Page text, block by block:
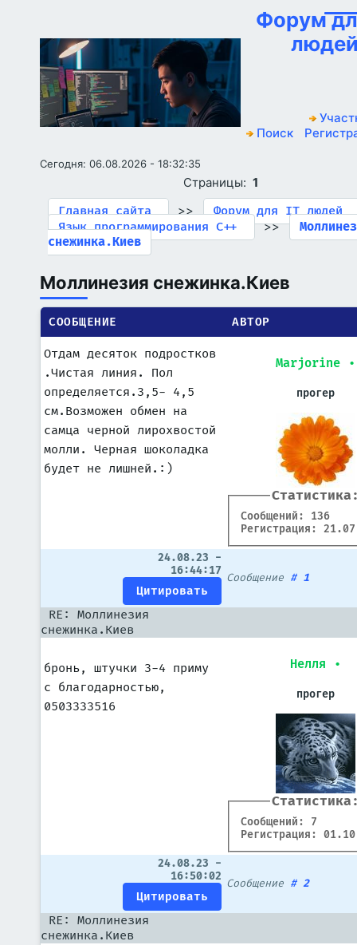
Форум
Поиск
Сегодня: 06.08.2026 - 18:32:35
Страницы:1
Главная сайта
>>
Форум для IT людей
Язык программирования C++
>>
снежинка.Киев
Моллинезия снежинка.Киев
СООБЩЕНИЕ АВТОР
Отдам десяток подростков
.Чистая линия. Пол
определяется.3,5- 4,5
см.Возможен обмен на
самца черной лирохвостой
молли. Черная шоколадка
будет не лишней.:)
Marjorine •
прогер
Сообщений: 136
Регистрация:
24.08.23 -
16:44:17
Сообщение # 1
RE: Моллинезия
снежинка.Киев
бронь, штучки 3-4 приму
с благодарностью,
0503333516
Нелля •
прогер
Сообщений: 7
Регистрация:
24.08.23 -
16:50:02
Сообщение #2
RE: Моллинезия
снежинка.Киев